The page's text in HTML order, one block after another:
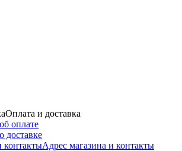
Оплата и доставка
оплате
доставке
Адрес магазина и контакты